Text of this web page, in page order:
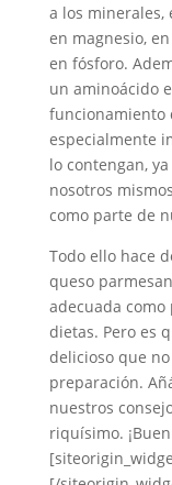
a los minerales,
en magnesio,
en fósforo.
un aminoácido
funcionamiento
especialmente
lo contengan,
nosotros
como parte de
Todo ello hace
queso
adecuada
dietas. Pero es
delicioso que
preparación.
nuestros
riquísimo.